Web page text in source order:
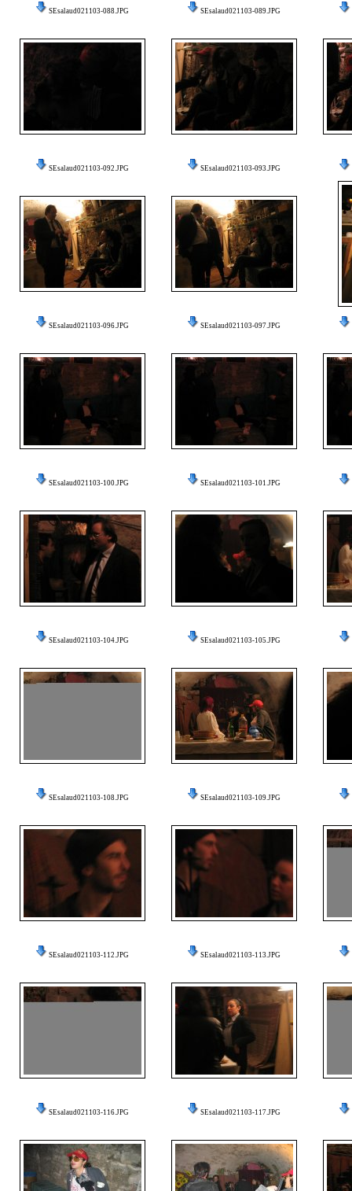
SEsalaud021103-088.JPG SEsalaud021103-089.JPG
SEsalaud021103-092.JPG SEsalaud021103-093.JPG
SEsalaud021103-096.JPG SEsalaud021103-097.JPG
SEsalaud021103-100.JPG SEsalaud021103-101.JPG
SEsalaud021103-104.JPG SEsalaud021103-105.JPG
SEsalaud021103-108.JPG SEsalaud021103-109.JPG
SEsalaud021103-112.JPG SEsalaud021103-113.JPG
SEsalaud021103-116.JPG SEsalaud021103-117.JPG